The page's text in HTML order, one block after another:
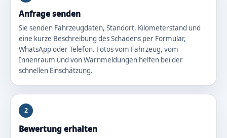
Anfrage senden
Sie senden Fahrzeugdaten, Standort, Kilometerstand und
eine kurze Beschreibung des Schadens per Formular,
WhatsApp oder Telefon. Fotos vom Fahrzeug, vom
Innenraum und von Warnmeldungen helfen bei der
schnellen Einschätzung.
2
Bewertung erhalten